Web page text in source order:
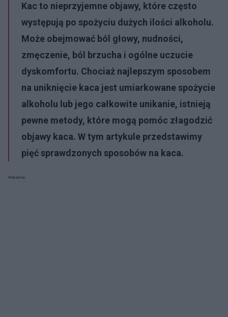
Kac to nieprzyjemne objawy, które często
występują po spożyciu dużych ilości alkoholu.
Może obejmować ból głowy, nudności,
zmęczenie, ból brzucha i ogólne uczucie
dyskomfortu. Chociaż najlepszym sposobem
na uniknięcie kaca jest umiarkowane spożycie
alkoholu lub jego całkowite unikanie, istnieją
pewne metody, które mogą pomóc złagodzić
objawy kaca. W tym artykule przedstawimy
pięć sprawdzonych sposobów na kaca.
Reklama: